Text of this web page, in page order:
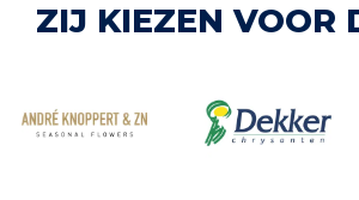
ZIJ KIEZEN VOOR